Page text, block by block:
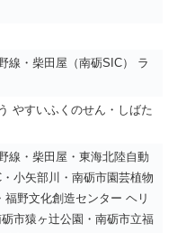
線・柴田屋（南砺SIC） ラ
やすいふくのせん・しばた
線・柴田屋・東海北陸自動
小矢部川・南砺市園芸植物
野文化創造センター ヘリ
市猿ヶ辻公園・南砺市立福